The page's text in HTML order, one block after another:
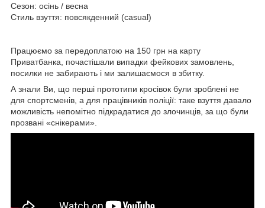
Сезон: осінь / весна
Стиль взуття: повсякденний (casual)
Працюємо за передоплатою на 150 грн на карту
Приватбанка, почастішали випадки фейкових замовлень,
посилки не забирають і ми залишаємося в збитку.
А знали Ви, що перші прототипи кросівок були зроблені не
для спортсменів, а для працівників поліції: таке взуття давало
можливість непомітно підкрадатися до злочинців, за що були
прозвані «снікерами».